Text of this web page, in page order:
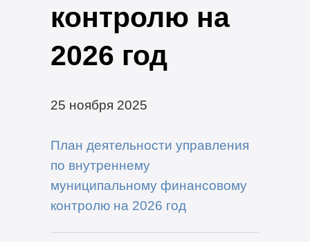
контролю на
2026 год
25 ноября 2025
План деятельности управления
по внутреннему
муниципальному финансовому
контролю на 2026 год